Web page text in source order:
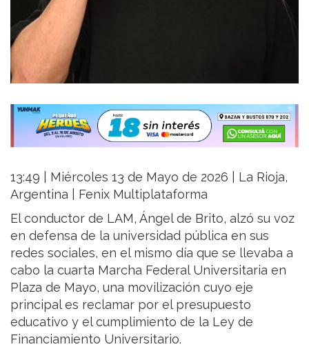
13:49 | Miércoles 13 de Mayo de 2026 | La Rioja,
Argentina | Fenix Multiplataforma
El conductor de LAM, Ángel de Brito, alzó su voz
en defensa de la universidad pública en sus
redes sociales, en el mismo día que se llevaba a
cabo la cuarta Marcha Federal Universitaria en
Plaza de Mayo, una movilización cuyo eje
principal es reclamar por el presupuesto
educativo y el cumplimiento de la Ley de
Financiamiento Universitario.